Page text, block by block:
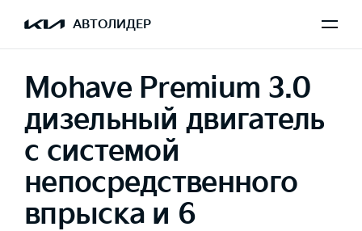
АВТОЛИДЕР
Mohave Premium 3.0
дизельный двигатель
с системой
непосредственного
впрыска и 6